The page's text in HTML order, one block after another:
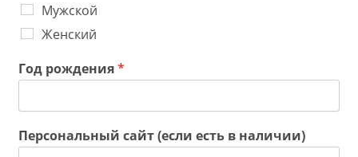
Мужской
Женский
Год рождения*
Персональный сайт (если есть в наличии)